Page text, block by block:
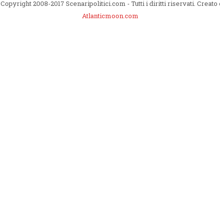
2008-2017 Scenaripolitici.com - Tutti i diritti riservati. Creato
Atlanticmoon.com